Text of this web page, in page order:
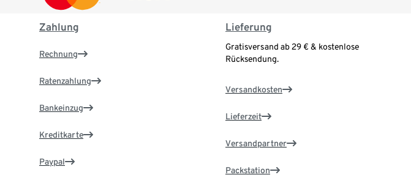
Zahlung
Rechnung
Ratenzahlung
Bankeinzug
Kreditkarte
Paypal
Lieferung
Gratisversand ab 29 € & kostenlose
Rücksendung.
Versandkosten
Lieferzeit
Versandpartner
Packstation